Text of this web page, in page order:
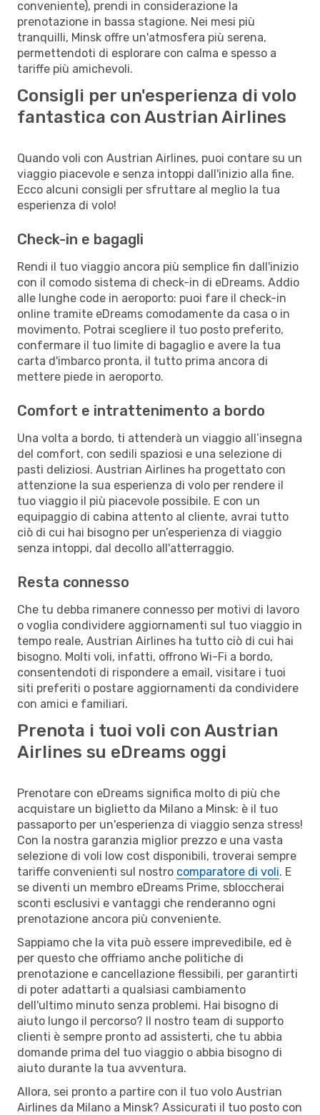
conveniente), prendi in considerazione la
prenotazione in bassa stagione. Nei mesi più
tranquilli, Minsk offre un'atmosfera più serena,
permettendoti di esplorare con calma e spesso a
tariffe più amichevoli.
Consigli per un'esperienza di volo
fantastica con Austrian Airlines
Quando voli con Austrian Airlines, puoi contare su un
viaggio piacevole e senza intoppi dall'inizio alla fine.
Ecco alcuni consigli per sfruttare al meglio la tua
esperienza di volo!
Check-in e bagagli
Rendi il tuo viaggio ancora più semplice fin dall'inizio
con il comodo sistema di check-in di eDreams. Addio
alle lunghe code in aeroporto: puoi fare il check-in
online tramite eDreams comodamente da casa o in
movimento. Potrai scegliere il tuo posto preferito,
confermare il tuo limite di bagaglio e avere la tua
carta d'imbarco pronta, il tutto prima ancora di
mettere piede in aeroporto.
Comfort e intrattenimento a bordo
Una volta a bordo, ti attenderà un viaggio all’insegna
del comfort, con sedili spaziosi e una selezione di
pasti deliziosi. Austrian Airlines ha progettato con
attenzione la sua esperienza di volo per rendere il
tuo viaggio il più piacevole possibile. E con un
equipaggio di cabina attento al cliente, avrai tutto
ciò di cui hai bisogno per un’esperienza di viaggio
senza intoppi, dal decollo all'atterraggio.
Resta connesso
Che tu debba rimanere connesso per motivi di lavoro
o voglia condividere aggiornamenti sul tuo viaggio in
tempo reale, Austrian Airlines ha tutto ciò di cui hai
bisogno. Molti voli, infatti, offrono Wi-Fi a bordo,
consentendoti di rispondere a email, visitare i tuoi
siti preferiti o postare aggiornamenti da condividere
con amici e familiari.
Prenota i tuoi voli con Austrian
Airlines su eDreams oggi
Prenotare con eDreams significa molto di più che
acquistare un biglietto da Milano a Minsk: è il tuo
passaporto per un'esperienza di viaggio senza stress!
Con la nostra garanzia miglior prezzo e una vasta
selezione di voli low cost disponibili, troverai sempre
tariffe convenienti sul nostro comparatore di voli. E
se diventi un membro eDreams Prime, sbloccherai
sconti esclusivi e vantaggi che renderanno ogni
prenotazione ancora più conveniente.
Sappiamo che la vita può essere imprevedibile, ed è
per questo che offriamo anche politiche di
prenotazione e cancellazione flessibili, per garantirti
di poter adattarti a qualsiasi cambiamento
dell'ultimo minuto senza problemi. Hai bisogno di
aiuto lungo il percorso? Il nostro team di supporto
clienti è sempre pronto ad assisterti, che tu abbia
domande prima del tuo viaggio o abbia bisogno di
aiuto durante la tua avventura.
Allora, sei pronto a partire con il tuo volo Austrian
Airlines da Milano a Minsk? Assicurati il tuo posto con